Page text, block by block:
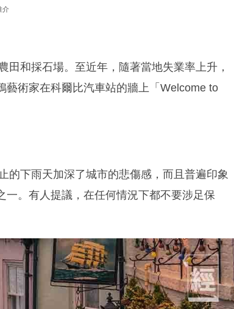
介
和採石場。至近年，隨著當地失業率上升，
術家在科爾比汽車站的牆上「Welcome to
的下雨天加深了城市的悲傷感，而且普遍印象
。有人提議，在任何情況下都不要涉足保